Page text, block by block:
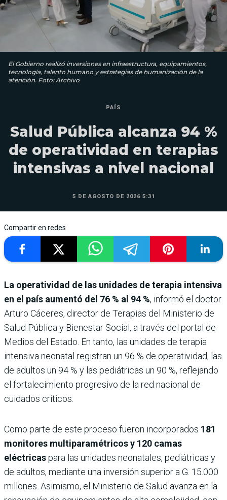
El Gobierno realizó inversiones en infraestructura, equipamientos,
tecnología, talento humano y estrategias de humanización de la
atención. Foto: Archivo
PAÍS
Salud Pública alcanza 94 %
de operatividad en terapias
intensivas a nivel nacional
5 DE AGOSTO DE 2026 5:31
Compartir en redes
La operatividad de las unidades de terapia intensiva
en el país aumentó del 76 % al 94 %, informó el doctor
Arturo Cáceres, director de Terapias del Ministerio de
Salud Pública y Bienestar Social, a través del portal de
Medios del Estado. En tanto, las unidades de terapia
intensiva neonatal registran un 96 % de operatividad, las
de adultos un 94 % y las pediátricas un 90 %, reflejando
el fortalecimiento progresivo de la red nacional de
cuidados críticos.
Como parte de este proceso fueron incorporados 181
monitores multiparamétricos y 120 camas
eléctricaspara las unidades neonatales, pediátricas y
de adultos, mediante una inversión superior a G. 15.000
millones. Asimismo, el Ministerio de Salud avanza en la